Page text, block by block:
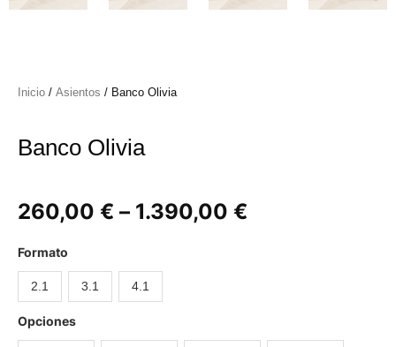
Inicio / Asientos / Banco Olivia
Banco Olivia
260,00 € – 1.390,00 €
Formato
2.1 3.1 4.1
Opciones
Banco
Olivia